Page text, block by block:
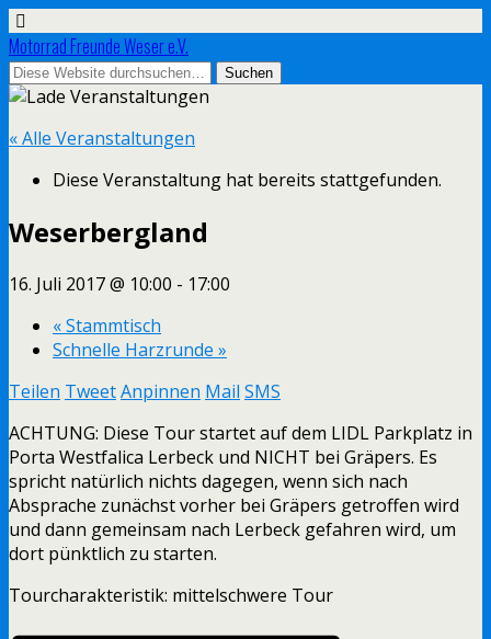
Motorrad Freunde Weser e.V.
« Alle Veranstaltungen
Diese Veranstaltung hat bereits stattgefunden.
Weserbergland
16. Juli 2017 @ 10:00 - 17:00
«Stammtisch
Schnelle Harzrunde »
Teilen TweetAnpinnen Mail SMS
ACHTUNG: Diese Tour startet auf dem LIDL Parkplatz in
Porta Westfalica Lerbeck und NICHT bei Gräpers. Es
spricht natürlich nichts dagegen, wenn sich nach
Absprache zunächst vorher bei Gräpers getroffen wird
und dann gemeinsam nach Lerbeck gefahren wird, um
dort pünktlich zu starten.
Tourcharakteristik: mittelschwere Tour